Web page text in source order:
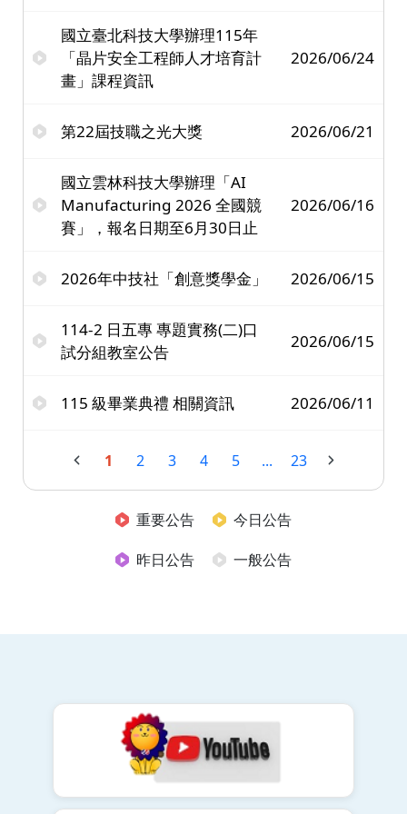
國立臺北科技大學辦理115年
「晶片安全工程師人才培育計
畫」課程資訊
2026/06/24
第22屆技職之光大獎 2026/06/21
國立雲林科技大學辦理「AI
Manufacturing 2026 全國競
賽」，報名日期至6月30日止
2026/06/16
2026年中技社「創意獎學金」 2026/06/15
114-2 日五專 專題實務(二)口
試分組教室公告
2026/06/15
115 級畢業典禮 相關資訊 2026/06/11
1 2 3 4 5 ... 23
重要公告
今日公告
昨日公告
一般公告